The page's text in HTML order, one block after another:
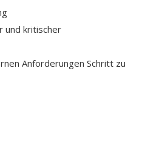
und kritischer
Anforderungen Schritt zu